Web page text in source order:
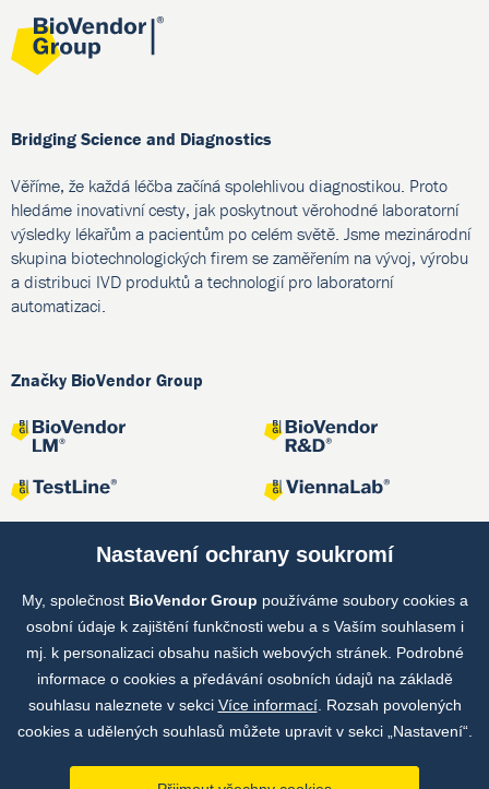
Bridging Science and Diagnostics
Věříme, že každá léčba začíná spolehlivou diagnostikou. Proto
hledáme inovativní cesty, jak poskytnout věrohodné laboratorní
výsledky lékařům a pacientům po celém světě. Jsme mezinárodní
skupina biotechnologických firem se zaměřením na vývoj, výrobu
a distribuci IVD produktů a technologií pro laboratorní
automatizaci.
Značky BioVendor Group
Společné projekty
Nastavení ochrany soukromí
My, společnost BioVendor Group používáme soubory cookies a
osobní údaje k zajištění funkčnosti webu a s Vaším souhlasem i
mj. k personalizaci obsahu našich webových stránek. Podrobné
informace o cookies a předávání osobních údajů na základě
souhlasu naleznete v sekci Více informací. Rozsah povolených
cookies a udělených souhlasů můžete upravit v sekci „Nastavení“.